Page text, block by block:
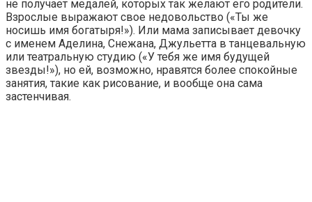
не получает медалей, которых так желают его родители.
Взрослые выражают свое недовольство («Ты же
носишь имя богатыря!»). Или мама записывает девочку
с именем Аделина, Снежана, Джульетта в танцевальную
или театральную студию («У тебя же имя будущей
звезды!»), но ей, возможно, нравятся более спокойные
занятия, такие как рисование, и вообще она сама
застенчивая.